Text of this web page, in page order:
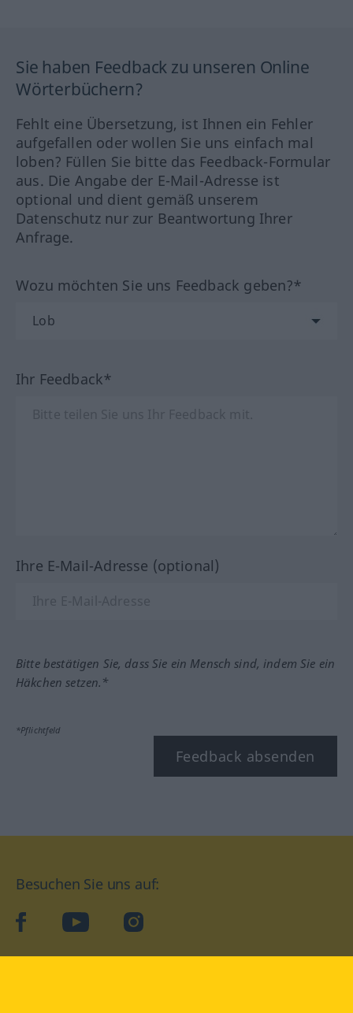
Sie haben Feedback zu unseren Online
Wörterbüchern?
Fehlt eine Übersetzung, ist Ihnen ein Fehler
aufgefallen oder wollen Sie uns einfach mal
loben? Füllen Sie bitte das Feedback-Formular
aus. Die Angabe der E-Mail-Adresse ist
optional und dient gemäß unserem
Datenschutz nur zur Beantwortung Ihrer
Anfrage.
Wozu möchten Sie uns Feedback geben?*
Ihr Feedback*
Ihre E-Mail-Adresse (optional)
Bitte bestätigen Sie, dass Sie ein Mensch sind, indem Sie ein
Häkchen setzen.*
*Pflichtfeld
Feedback absenden
Besuchen Sie uns auf:
facebookYouTube Instagram